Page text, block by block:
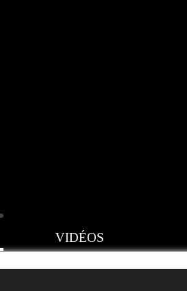
VIDÉOS